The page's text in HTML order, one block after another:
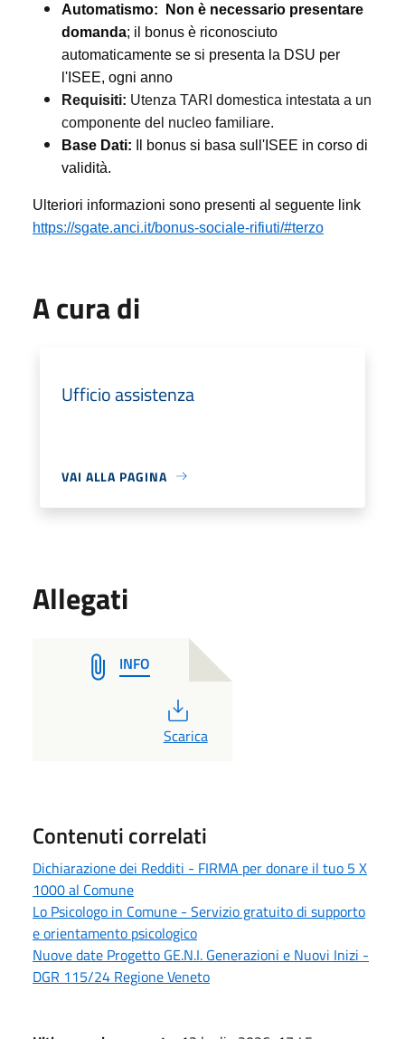
Automatismo:
Non è necessario presentare
domanda; il bonus è riconosciuto
automaticamente se si presenta la DSU per
l'ISEE, ogni anno
Requisiti: Utenza TARI domestica intestata a un
componente del nucleo familiare.
Base Dati: Il bonus si basa sull'ISEE in corso di
validità.
Ulteriori informazioni sono presenti al seguente link
https://sgate.anci.it/bonus-sociale-rifiuti/#terzo
A cura di
Ufficio assistenza
VAI ALLA PAGINA
Allegati
INFO
PDF
Scarica
Contenuti correlati
Dichiarazione dei Redditi - FIRMA per donare il tuo 5 X
1000 al Comune
Lo Psicologo in Comune - Servizio gratuito di supporto
e orientamento psicologico
Nuove date Progetto GE.N.I. Generazioni e Nuovi Inizi -
DGR 115/24 Regione Veneto